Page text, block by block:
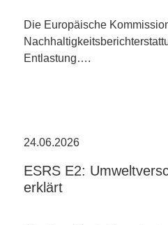
Die Europäische
Entlastung….
24.06.2026
ESRS E2:
erklärt